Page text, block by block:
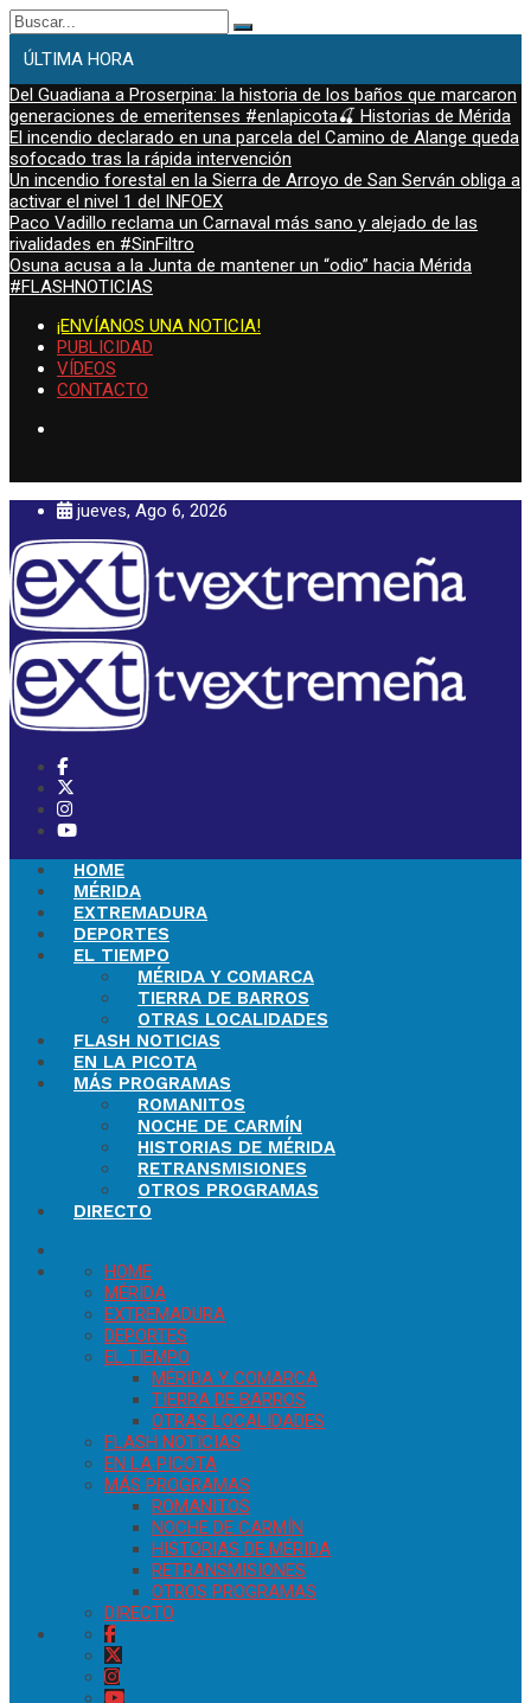
Buscar:
ÚLTIMA HORA
Del Guadiana a Proserpina: la historia de los baños que marcaron
generaciones de emeritenses #enlapicota🍒 Historias de Mérida
El incendio declarado en una parcela del Camino de Alange queda
sofocado tras la rápida intervención
Un incendio forestal en la Sierra de Arroyo de San Serván obliga a
activar el nivel 1 del INFOEX
Paco Vadillo reclama un Carnaval más sano y alejado de las
rivalidades en #SinFiltro
Osuna acusa a la Junta de mantener un “odio” hacia Mérida
#FLASHNOTICIAS
¡ENVÍANOS UNA NOTICIA!
PUBLICIDAD
VÍDEOS
CONTACTO
jueves, Ago 6, 2026
HOME
MÉRIDA
EXTREMADURA
DEPORTES
EL TIEMPO
MÉRIDA Y COMARCA
TIERRA DE BARROS
OTRAS LOCALIDADES
FLASH NOTICIAS
EN LA PICOTA
MÁS PROGRAMAS
ROMANITOS
NOCHE DE CARMÍN
HISTORIAS DE MÉRIDA
RETRANSMISIONES
OTROS PROGRAMAS
DIRECTO
HOME
MÉRIDA
EXTREMADURA
DEPORTES
EL TIEMPO
MÉRIDA Y COMARCA
TIERRA DE BARROS
OTRAS LOCALIDADES
FLASH NOTICIAS
EN LA PICOTA
MÁS PROGRAMAS
ROMANITOS
NOCHE DE CARMÍN
HISTORIAS DE MÉRIDA
RETRANSMISIONES
OTROS PROGRAMAS
DIRECTO